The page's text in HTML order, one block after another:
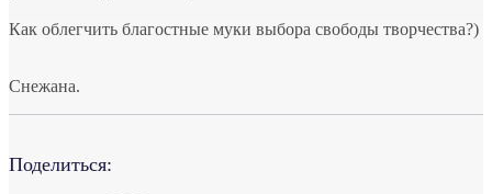
Как облегчить благостные муки выбора свободы творчества?)
Снежана.
Поделиться: